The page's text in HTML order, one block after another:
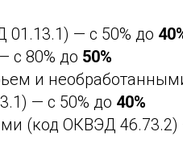
— с 50% до
с 80% до 50%
и
— с 50% до 40%
(код ОКВЭД 46.73.2)